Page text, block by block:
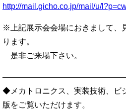
http://mail.gicho.co.jp/mail/u/
※上記展示会会場におきまして、
ります。
是非ご来場下さい。
◆メカトロニクス、実装技術、ビ
版をご覧いただけます。